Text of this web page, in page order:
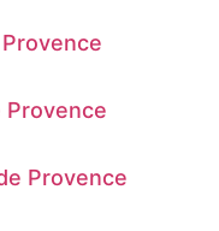
Provence
Provence